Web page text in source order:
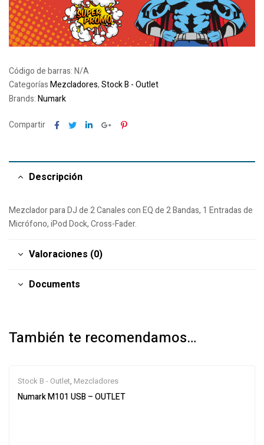
Código de barras:N/A
CategoríasMezcladores,Stock B - Outlet
Brands:Numark
Compartir Facebook
TwitterLinkedinGoogle+Pinterest
Descripción
Mezclador para DJ de 2 Canales con EQ de 2 Bandas, 1 Entradas de
Micrófono, iPod Dock, Cross-Fader.
Valoraciones (0)
Documents
También te recomendamos…
Stock B - Outlet, Mezcladores
Numark M101 USB – OUTLET